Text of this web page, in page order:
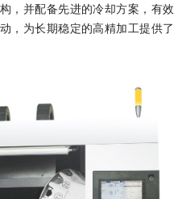
，并配备先进的冷却方案，有效
，为长期稳定的高精加工提供了